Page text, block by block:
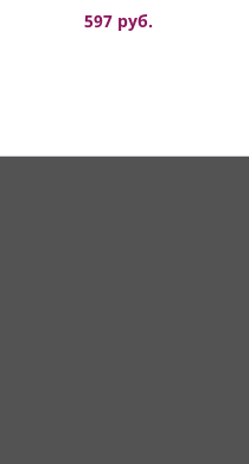
597 руб.